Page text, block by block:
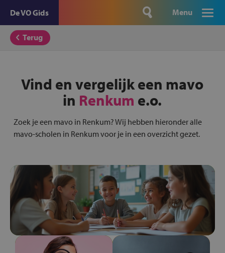
De VO Gids Menu
Terug
Vind en vergelijk een mavo
in Renkum e.o.
Zoek je een mavo in Renkum? Wij hebben hieronder alle
mavo-scholen in Renkum voor je in een overzicht gezet.